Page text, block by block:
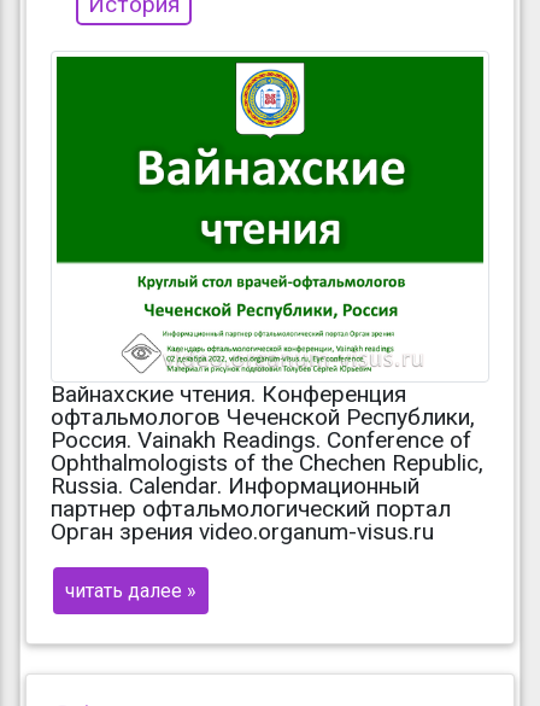
Вайнахские чтения. Конференция
офтальмологов Чеченской Республики,
Россия. Vainakh Readings. Conference of
Ophthalmologists of the Chechen Republic,
Russia. Calendar. Информационный
партнер офтальмологический портал
Орган зрения video.organum-visus.ru
читать далее »